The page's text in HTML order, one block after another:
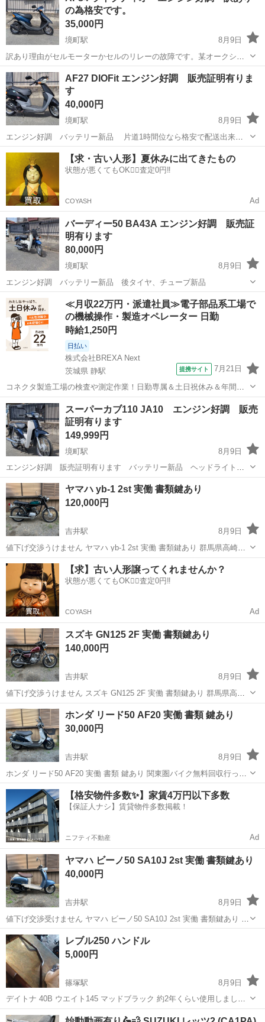
の為格安です。
35,000円
境町駅
8月9日
訳あり理由がセルモーターかセルのリレーの故障です。某オークショ
ンとかで部品は安く買えるのて自分で修理出来る方はお得かも キッ
クでエンジンはかかります。 バッテリー新品 販売証明有ります
片道1時間位...
群馬 伊勢崎市
AF27 DIOFit エンジン好調 販売証明有りま
す
40,000円
境町駅
8月9日
エンジン好調 バッテリー新品 片道1時間位なら格安で配送出来ま
す群馬 伊勢崎市 境町駅 ホンダ エンジン
【求・古い人形】夏休みに出てきたもの
状態が悪くてもOK🙆‍♀️査定0円‼️
COYASH Ad
バーディー50 BA43A エンジン好調 販売証
明有ります
80,000円
境町駅
8月9日
エンジン好調 バッテリー新品 後タイヤ、チューブ新品
群馬 伊勢崎市 境町駅 スズキ
≪月収22万円・派遣社員≫電子部品系工場で
の機械操作・製造オペレーター 日勤
時給1,250円
日払い
株式会社BREXA Next
茨城県 静駅
提携サイト 7月21日
コネクタ製造工場の検査や測定作業！日勤専属＆土日祝休み＆年間休
日128日★クリーンルーム内作業★マイカー通勤OK＆無料駐車場あり
★就業先食堂利用可！日払い制度あり！《茨城県常陸大宮市》 人気の
工場のお仕事 ◇コネクタ製造工...
茨城 常陸大宮市
スーパーカブ110 JA10 エンジン好調 販売
証明有ります
149,999円
境町駅
8月9日
エンジン好調 販売証明有ります バッテリー新品 ヘッドライトバ
ルブ新品 片道1時間位なら格安で配送出来ます 写真では、ブレ
ーキ折れてますが新品に交換済です。
群馬 伊勢崎市 ホンダ
ヤマハ yb-1 2st 実働 書類鍵あり
120,000円
吉井駅
8月9日
値下げ交渉うけません ヤマハ yb-1 2st 実働 書類鍵あり 群馬県高崎市
から。 近県でしたら有料にて配送します。 目安は群馬に隣接する県＋
αです。 片道150km程度 それ以外は業者か引き取りでお願いします。
業...
群馬 高崎市 吉井駅 ヤマハ 業者
【求】古い人形譲ってくれませんか？
状態が悪くてもOK🙆‍♀️査定0円‼️
COYASH Ad
スズキ GN125 2F 実働 書類鍵あり
140,000円
吉井駅
8月9日
値下げ交渉うけません スズキ GN125 2F 実働 書類鍵あり 群馬県高崎
市から。 近県でしたら有料にて配送します。 目安は群馬に隣接する県
＋αです。 片道150km程度 それ以外は業者か引き取りでお願いしま
す。 業...
群馬 高崎市 吉井駅 スズキ ワンウェイクラッチ
ホンダ リード50 AF20 実働 書類 鍵あり
30,000円
吉井駅
8月9日
ホンダ リード50 AF20 実働 書類 鍵あり 関東圏バイク無料回収行って
ます。 お気軽にお声掛けください。 廃車手続き等行います。 エンジ
ン始動ok 吹け上がりok 異音なし。 敷地内走行ok プラグ新品 走...
群馬 高崎市 吉井駅 ホンダ
【格安物件多数✨】家賃4万円以下多数
【保証人ナシ】賃貸物件多数掲載！
ニフティ不動産 Ad
ヤマハ ビーノ50 SA10J 2st 実働 書類鍵あり
40,000円
吉井駅
8月9日
値下げ交渉受けません ヤマハ ビーノ50 SA10J 2st 実働 書類鍵あり 冷
間始動良好 エンジン始動ok 吹け上がりok 異音なし。 敷地内走行ok
タンク中は錆なしです。 走行距離11973km(多少変わり...
群馬 高崎市 吉井駅
レブル250 ハンドル
5,000円
篠塚駅
8月9日
デイトナ 40B ウエイト145 マッドブラック 約2年くらい使用しまし
た。 比較的に綺麗だと思います。
群馬 邑楽郡 篠塚駅 ホンダ